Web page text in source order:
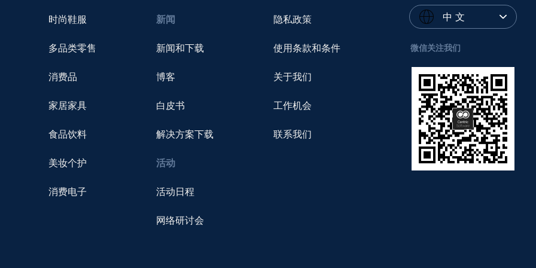
时尚鞋服
多品类零售
消费品
家居家具
食品饮料
美妆个护
消费电子
新闻
新闻和下载
博客
白皮书
解决方案下载
活动
活动日程
网络研讨会
隐私政策
使用条款和条件
关于我们
工作机会
联系我们
中 文
微信关注我们